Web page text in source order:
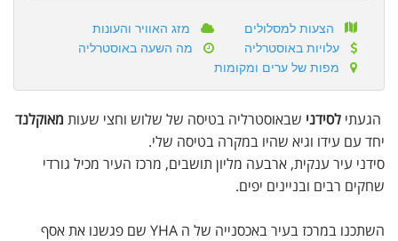
הצעות למסלולים
מזג האוויר והעונות
עלויות באוסטרליה
מה השעה באוסטרליה
מפות של ערים ומקומות
הגעתי לסידני שבאוסטרליה בטיסה של שלוש וחצי שעות מאוקלנד
יחד עם עידו וגיא שהיו במקרה בטיסה שלי.
סידני עיר ענקית, ארבעה מליון תושבים, מרכז העיר מכיל גורדי
שחקים רבים ובניינים יפים.
השתכנו במרכז בעיר באכסנייה של ה YHA שם פגשנו את אסף